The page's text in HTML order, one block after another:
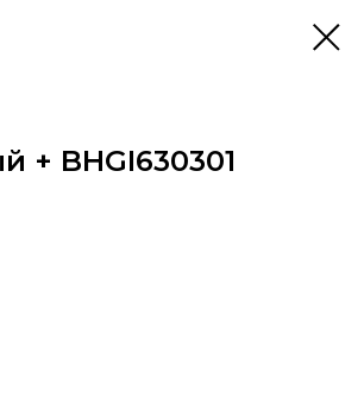
+ BHGI630301